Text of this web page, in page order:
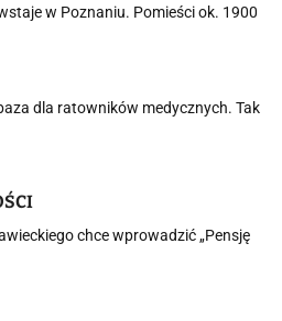
w Poznaniu. Pomieści ok. 1900
dla ratowników medycznych. Tak
chce wprowadzić „Pensję